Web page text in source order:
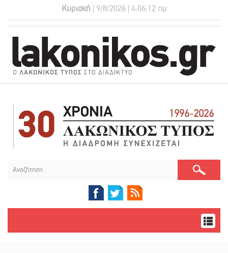
Κυριακή | 9/8/2026 | 4:06:12 πμ